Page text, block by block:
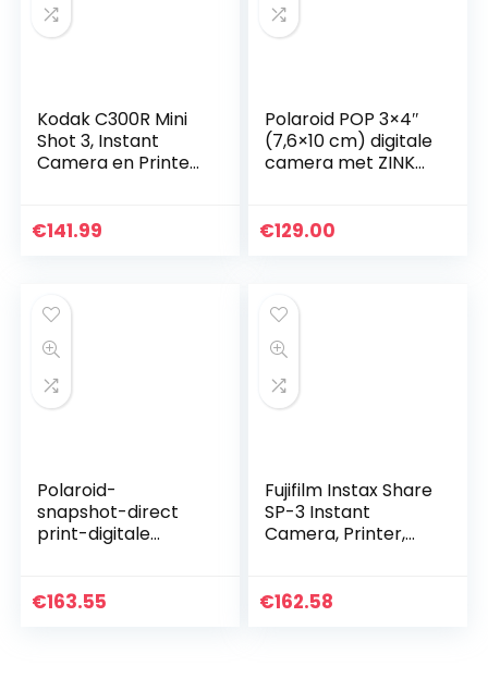
Kodak C300R Mini
Shot 3, Instant
Camera en Printer
vierkant 76×76
€141.99
Polaroid POP 3×4″
(7,6×10 cm) digitale
camera met ZINK
e – zwart
€129.00
Polaroid-
snapshot-direct
print-digitale
rood, LCD Display
€163.55
Fujifilm Instax Share
SP-3 Instant
Camera, Printer,
€162.58